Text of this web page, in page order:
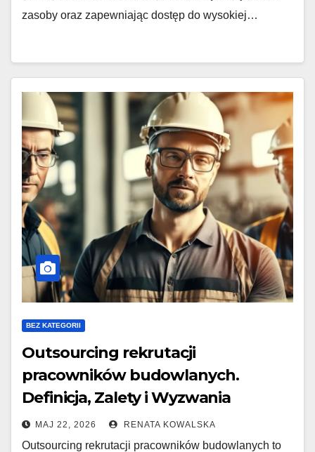
zasoby oraz zapewniając dostęp do wysokiej…
BEZ KATEGORII
Outsourcing rekrutacji
pracowników budowlanych.
Definicja, Zalety i Wyzwania
MAJ 22, 2026 RENATA KOWALSKA
Outsourcing rekrutacji pracowników budowlanych to